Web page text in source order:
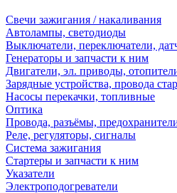
Свечи зажигания / накаливания
Автолампы, светодиоды
Выключатели, переключатели,
Генераторы и запчасти к ним
Двигатели, эл. приводы,
Зарядные устройства, провода
Насосы перекачки, топливные
Оптика
Провода, разъёмы,
Реле, регуляторы, сигналы
Система зажигания
Стартеры и запчасти к ним
Указатели
Электроподогреватели